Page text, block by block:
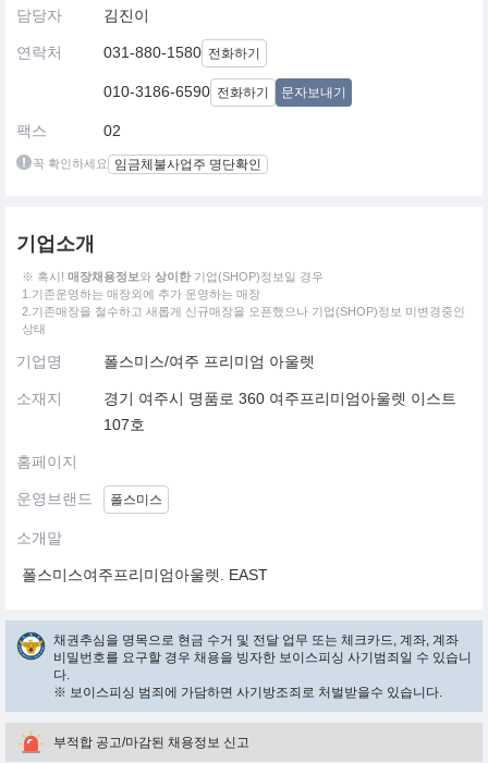
담당자 김진이
연락처 031-880-1580 전화하기
010-3186-6590 전화하기 문자보내기
팩스 02
꼭 확인하세요 임금체불사업주 명단확인
기업소개
※ 혹시! 매장채용정보와 상이한 기업(SHOP)정보일 경우
1.기존운영하는 매장외에 추가 운영하는 매장
2.기존매장을 철수하고 새롭게 신규매장을 오픈했으나 기업(SHOP)정보 미변경중인
상태
기업명 폴스미스/여주 프리미엄 아울렛
소재지
경기 여주시 명품로 360 여주프리미엄아울렛 이스트
107호
홈페이지
운영브랜드 폴스미스
소개말
폴스미스여주프리미엄아울렛. EAST
채권추심을 명목으로 현금 수거 및 전달 업무 또는 체크카드, 계좌, 계좌
비밀번호를 요구할 경우 채용을 빙자한 보이스피싱 사기범죄일 수 있습니
다.
※ 보이스피싱 범죄에 가담하면 사기방조죄로 처벌받을수 있습니다.
부적합 공고/마감된 채용정보 신고